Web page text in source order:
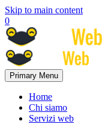
Skip to main content
0
Primary Menu
Home
Chi siamo
Servizi web